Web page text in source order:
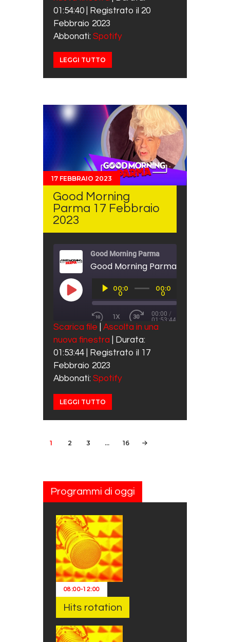
RSS FEED
LINK
EMBED
01:54:40
Registrato il 20
Febbraio 2023
Abbonati: Spotify
LEGGI TUTTO
17 FEBBRAIO 2023
Good Morning
Parma 17 Febbraio
2023
Good Morning Parma
Good Morning Parma 17 Febbraio
PLAY EPISODE
Audio
Player00:0
0
00:0
0
REWIND 10 SECONDS
1X
FAST FORWARD 30
00:00 /
01:53:44
SUBSCRIBE SHARE
Spotify
RSS FEED
SHARE
LINK
EMBED
Scarica file
Ascolta in una
nuova finestra
Durata:
01:53:44
Registrato il 17
Febbraio 2023
Abbonati: Spotify
LEGGI TUTTO
Navigazione articoli
PAGE
1 PAGE
2 PAGE
3 … PAGE
16
Programmi di oggi
08:00-12:00
Hits rotation